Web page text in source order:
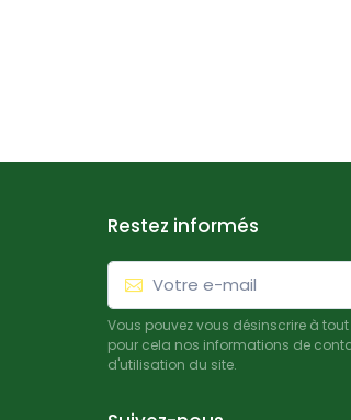
Restez informés
Vous pouvez vous désinscrire à
pour cela nos informations de
d'utilisation du site.